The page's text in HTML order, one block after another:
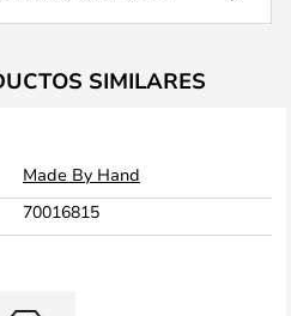
SIMILARES
Made By Hand
70016815